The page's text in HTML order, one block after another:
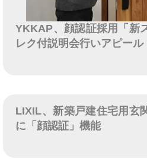
YKKAP、顔認証採用「新
レク付説明会行いアピール
LIXIL、新築戸建住宅用玄
に「顔認証」機能